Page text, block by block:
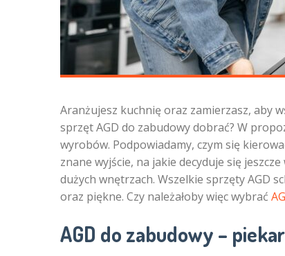
Aranżujesz kuchnię oraz zamierzasz, aby
sprzęt AGD do zabudowy dobrać? W
wyrobów. Podpowiadamy, czym się
znane wyjście, na jakie decyduje się
dużych wnętrzach. Wszelkie sprzęty AGD
oraz piękne. Czy należałoby więc wybrać
AGD do zabudowy –